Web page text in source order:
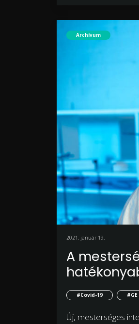
Archívum
2021. január 19.
A
#Covid-19
Új, mesterséges